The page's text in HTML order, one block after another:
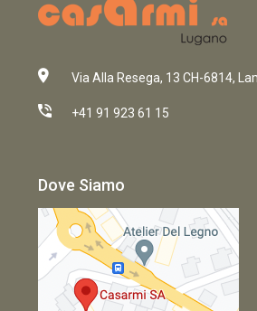
Via Alla Resega, 13 CH-6814,
+41 91 923 61 15
Dove Siamo